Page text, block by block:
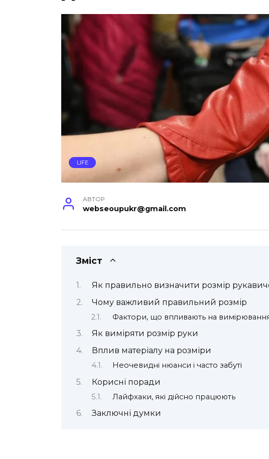
LIFE
АВТОР
webseoupukr@gmail.com
Зміст
Як правильно визначити розмір
Чому важливий правильний розмір
Фактори, що впливають на
Як виміряти розмір руки
Вплив матеріалу на розміри
Неочевидні нюанси і часто забуті
Корисні поради
Лайфхаки, які дійсно працюють
Заключні думки